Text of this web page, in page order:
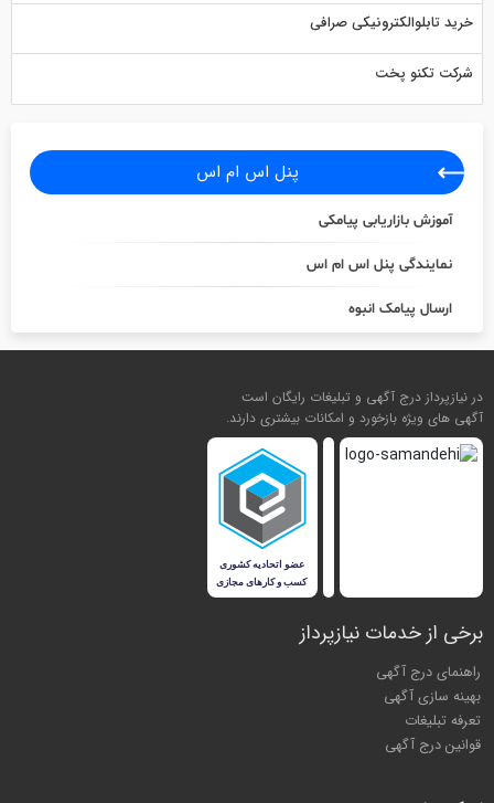
خرید تابلوالکترونیکی صرافی
شرکت تکنو پخت
پنل اس ام اس
آموزش بازاریابی پیامکی
نمایندگی پنل اس ام اس
ارسال پیامک انبوه
در نیازپرداز درج آگهی و تبلیغات رایگان است
آگهی های ویژه بازخورد و امکانات بیشتری دارند.
برخی از خدمات نیازپرداز
راهنمای درج آگهی
بهینه سازی آگهی
تعرفه تبلیغات
قوانین درج آگهی